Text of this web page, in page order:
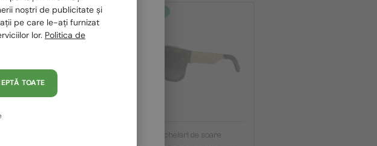
ZILE
Ochelari de soare
noștri de publicitate și
pe care le-ați furnizat
lor. Politica de
TOATE